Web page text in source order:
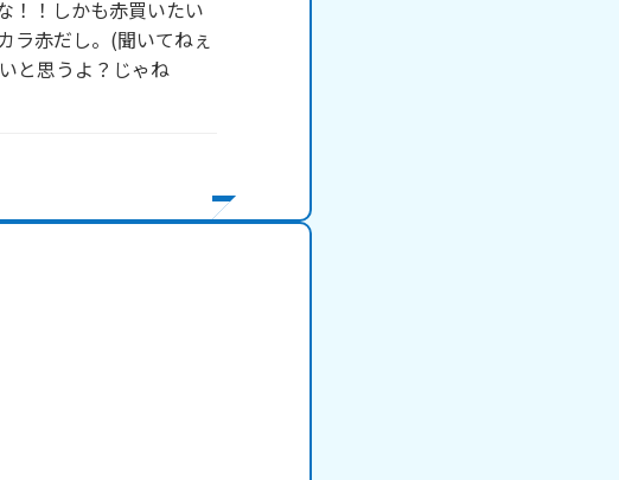
！！しかも赤買いたい
ラ赤だし。(聞いてねぇ
と思うよ？じゃね